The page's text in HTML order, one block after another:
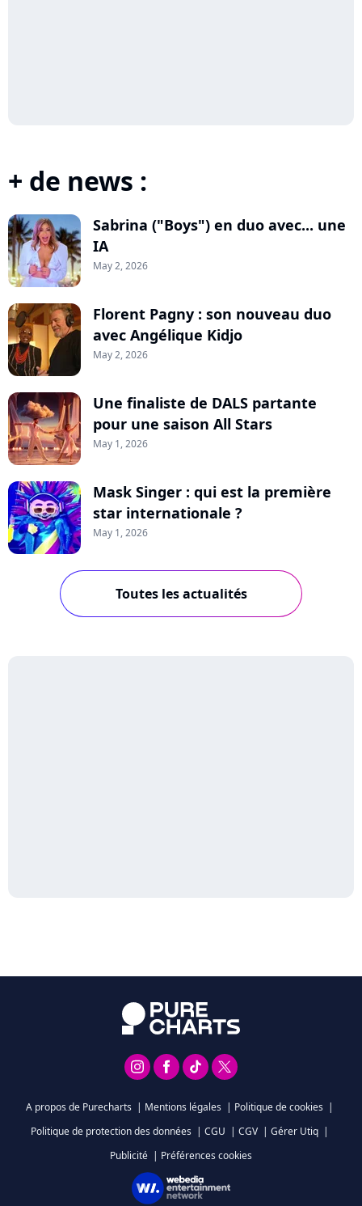
+ de news :
Sabrina ("Boys") en duo avec... une
IA
May 2, 2026
Florent Pagny : son nouveau duo
avec Angélique Kidjo
May 2, 2026
Une finaliste de DALS partante
pour une saison All Stars
May 1, 2026
Mask Singer : qui est la première
star internationale ?
May 1, 2026
Toutes les actualités
A propos de Purecharts | Mentions légales | Politique de cookies |
Politique de protection des données | CGU | CGV | Gérer Utiq |
Publicité | Préférences cookies